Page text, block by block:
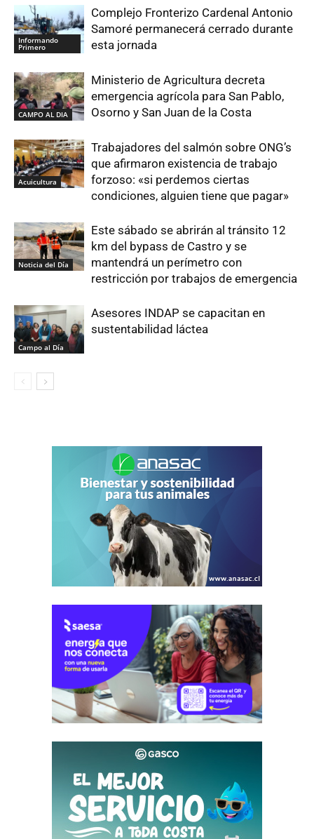
Informando
Primero
Complejo Fronterizo Cardenal Antonio
Samoré permanecerá cerrado durante
esta jornada
CAMPO AL DIA
Ministerio de Agricultura decreta
emergencia agrícola para San Pablo,
Osorno y San Juan de la Costa
Acuicultura
Trabajadores del salmón sobre ONG’s
que afirmaron existencia de trabajo
forzoso: «si perdemos ciertas
condiciones, alguien tiene que pagar»
Noticia del Día
Este sábado se abrirán al tránsito 12
km del bypass de Castro y se
mantendrá un perímetro con
restricción por trabajos de emergencia
Campo al Día
Asesores INDAP se capacitan en
sustentabilidad láctea